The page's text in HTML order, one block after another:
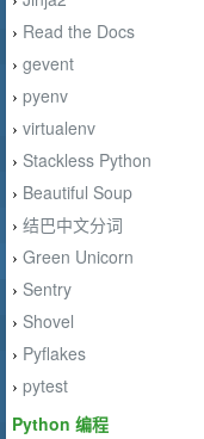
› Read the Docs
› gevent
› pyenv
› virtualenv
› Stackless Python
› Beautiful Soup
› 结巴中文分词
› Green Unicorn
› Sentry
› Shovel
› Pyflakes
› pytest
Python 编程